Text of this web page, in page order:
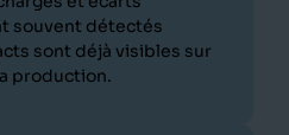
souvent détectés
sont déjà visibles sur
production.